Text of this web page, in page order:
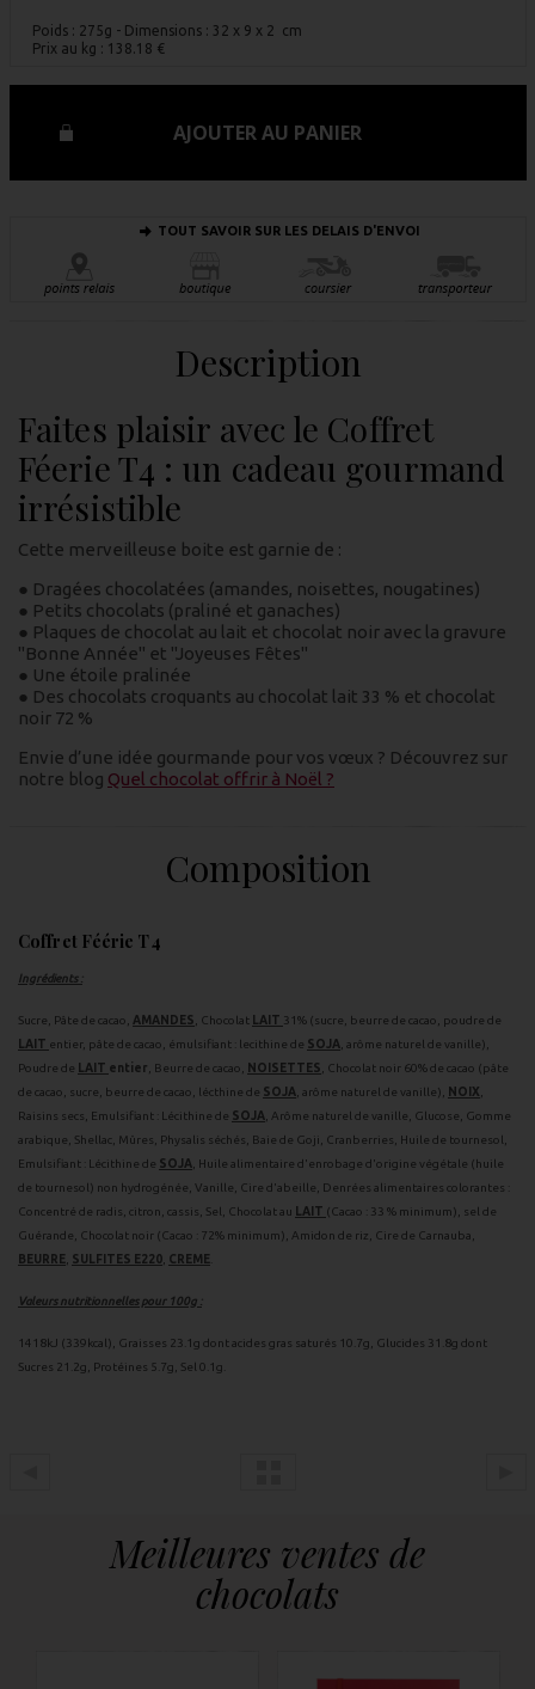
Poids : 275g - Dimensions : 32 x 9 x 2 cm
Prix au kg : 138.18 €
AJOUTER AU PANIER
TOUT SAVOIR SUR LES DELAIS D'ENVOI
Description
Faites plaisir avec le Coffret
Féerie T4 : un cadeau gourmand
irrésistible
Cette merveilleuse boite est garnie de :
● Dragées chocolatées (amandes, noisettes, nougatines)
● Petits chocolats (praliné et ganaches)
● Plaques de chocolat au lait et chocolat noir avec la gravure
"Bonne Année" et "Joyeuses Fêtes"
● Une étoile pralinée
● Des chocolats croquants au chocolat lait 33 % et chocolat
noir 72 %
Envie d’une idée gourmande pour vos vœux ? Découvrez sur
notre blog Quel chocolat offrir à Noël ?
Composition
Coffret Féérie T4
Ingrédients :
Sucre, Pâte de cacao, AMANDES , Chocolat LAIT 31% (sucre, beurre de cacao, poudre de
LAIT entier, pâte de cacao, émulsifiant : lecithine de SOJA , arôme naturel de vanille),
Poudre de
LAIT entier , Beurre de cacao, NOISETTES , Chocolat noir 60% de cacao (pâte
de cacao, sucre, beurre de cacao, lécthine de SOJA , arôme naturel de vanille), NOIX
Raisins secs, Emulsifiant : Lécithine de SOJA , Arôme naturel de vanille, Glucose, Gomme
arabique, Shellac, Mûres, Physalis séchés, Baie de Goji, Cranberries, Huile de tournesol,
Emulsifiant : Lécithine de SOJA , Huile alimentaire d'enrobage d'origine végétale (huile
de tournesol) non hydrogénée, Vanille, Cire d'abeille, Denrées alimentaires colorantes :
Concentré de radis, citron, cassis, Sel, Chocolat au
LAIT (Cacao : 33 % minimum), sel de
Guérande, Chocolat noir (Cacao : 72% minimum), Amidon de riz, Cire de Carnauba,
BEURRE
SULFITES E220 CREME
Valeurs nutritionnelles pour 100g :
1418kJ (339kcal), Graisses 23.1g dont acides gras saturés 10.7g, Glucides 31.8g dont
Sucres 21.2g, Protéines 5.7g, Sel 0.1g.
Meilleures ventes de
chocolats